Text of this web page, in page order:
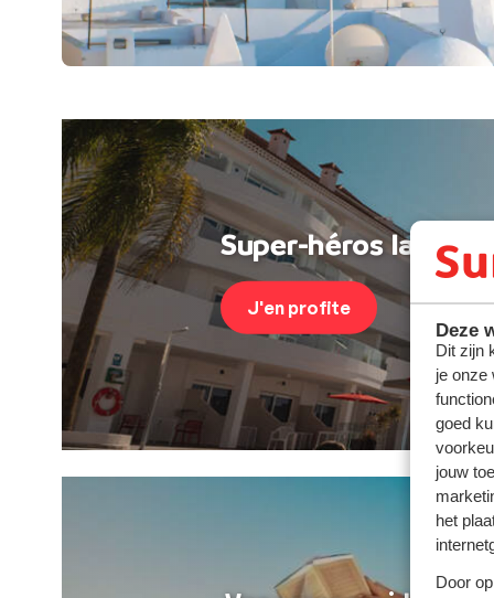
Deze
Dit zijn
je onze
goed
jouw
het
Door
Super-héros last
J'en profite